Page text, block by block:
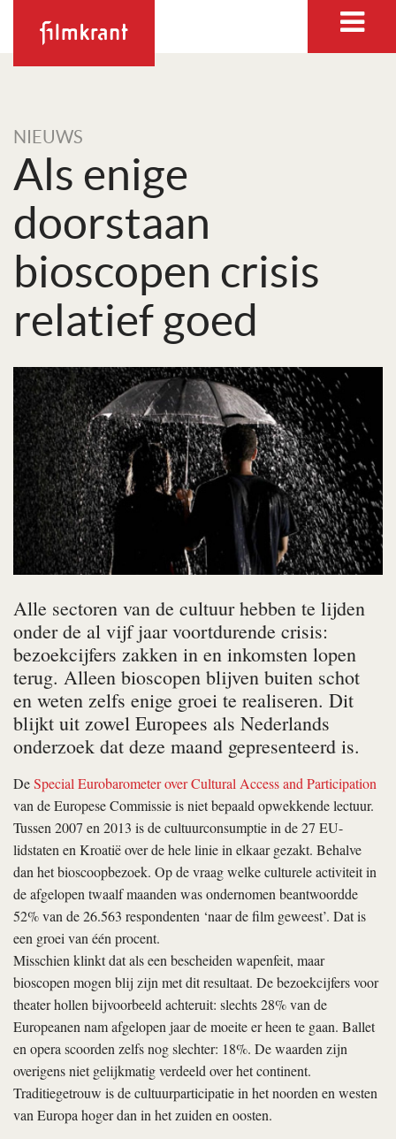
NIEUWS
Als enige
doorstaan
bioscopen crisis
relatief goed
Alle sectoren van de cultuur hebben te lijden
onder de al vijf jaar voortdurende crisis:
bezoekcijfers zakken in en inkomsten lopen
terug. Alleen bioscopen blijven buiten schot
en weten zelfs enige groei te realiseren. Dit
blijkt uit zowel Europees als Nederlands
onderzoek dat deze maand gepresenteerd is.
DeSpecial Eurobarometer over Cultural Access and Participation
van de Europese Commissie is niet bepaald opwekkende lectuur.
Tussen 2007 en 2013 is de cultuurconsumptie in de 27 EU-
lidstaten en Kroatië over de hele linie in elkaar gezakt. Behalve
dan het bioscoopbezoek. Op de vraag welke culturele activiteit in
de afgelopen twaalf maanden was ondernomen beantwoordde
52% van de 26.563 respondenten ‘naar de film geweest’. Dat is
een groei van één procent.
Misschien klinkt dat als een bescheiden wapenfeit, maar
bioscopen mogen blij zijn met dit resultaat. De bezoekcijfers voor
theater hollen bijvoorbeeld achteruit: slechts 28% van de
Europeanen nam afgelopen jaar de moeite er heen te gaan. Ballet
en opera scoorden zelfs nog slechter: 18%. De waarden zijn
overigens niet gelijkmatig verdeeld over het continent.
Traditiegetrouw is de cultuurparticipatie in het noorden en westen
van Europa hoger dan in het zuiden en oosten.